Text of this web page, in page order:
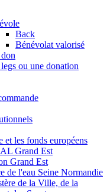
Back
Bénévolat valorisé
ou une donation
et les fonds européens
Grand Est
Grand Est
de l'eau Seine Normandie
de la Ville, de la